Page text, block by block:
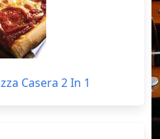
Casera 2 In 1